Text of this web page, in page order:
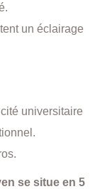
un éclairage
universitaire
se situe en 5